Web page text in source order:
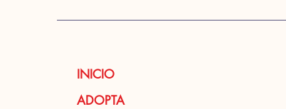
INICIO
ADOPTA